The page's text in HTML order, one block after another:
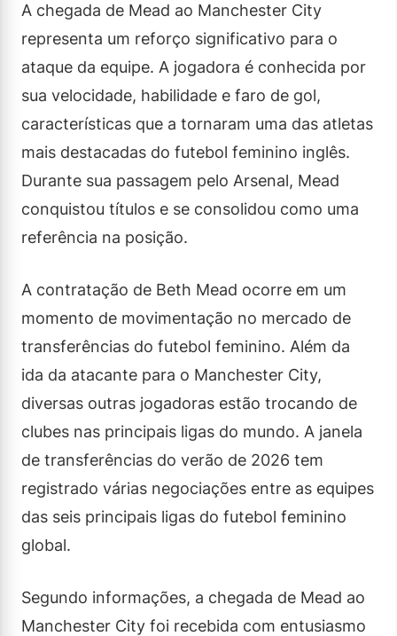
A chegada de Mead ao Manchester City
representa um reforço significativo para o
ataque da equipe. A jogadora é conhecida por
sua velocidade, habilidade e faro de gol,
características que a tornaram uma das atletas
mais destacadas do futebol feminino inglês.
Durante sua passagem pelo Arsenal, Mead
conquistou títulos e se consolidou como uma
referência na posição.
A contratação de Beth Mead ocorre em um
momento de movimentação no mercado de
transferências do futebol feminino. Além da
ida da atacante para o Manchester City,
diversas outras jogadoras estão trocando de
clubes nas principais ligas do mundo. A janela
de transferências do verão de 2026 tem
registrado várias negociações entre as equipes
das seis principais ligas do futebol feminino
global.
Segundo informações, a chegada de Mead ao
Manchester City foi recebida com entusiasmo